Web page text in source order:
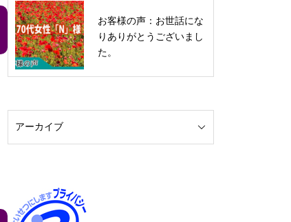
お客様の声：お世話にな
りありがとうございまし
た。